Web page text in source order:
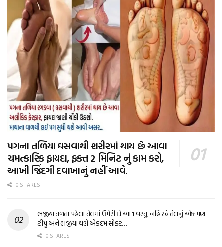
પગના તળિયા ઘસવાથી શરીરમાં થાય છે આવા
ચમત્કારિક ફાયદા, ફક્ત 2 મિનિટ નું કામ કરો,
આખી જિંદગી દવાખાનું નહીં આવે.
0 SHARES
ભજીયા તળતા પહેલા તેલમાં ઉમેરી દો આ 1 વસ્તુ, નહિ રહે તેલનું એક પણ
ટીપું અને ભજીયા થશે એકદમ સોફ્ટ…
0 SHARES